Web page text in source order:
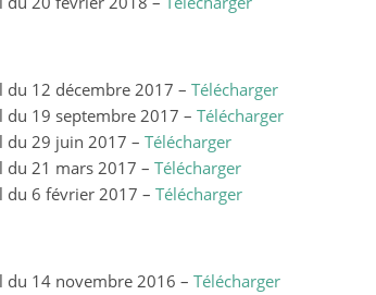
12 décembre 2017 – Télécharger
19 septembre 2017 – Télécharger
du 29 juin 2017 – Télécharger
du 21 mars 2017 – Télécharger
du 6 février 2017 – Télécharger
du 14 novembre 2016 – Télécharger